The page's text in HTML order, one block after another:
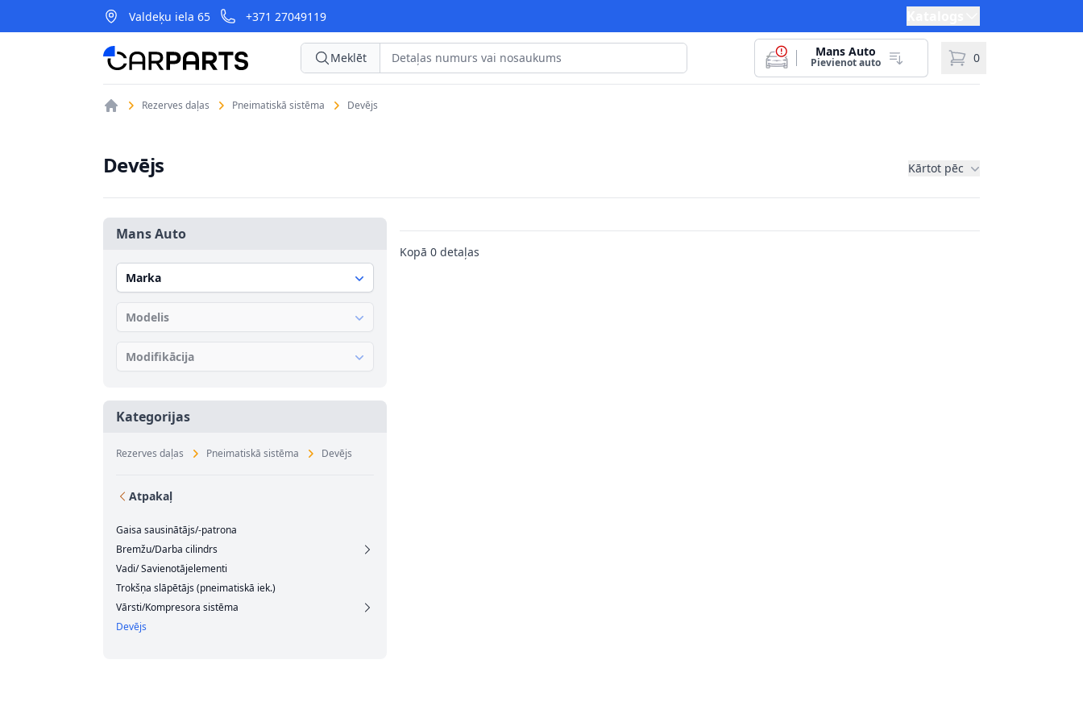
Valdeķu iela 65 +371 27049119
CarParts Meklēt Mans Auto
Pievienot auto 0
Rezerves daļas Pneimatiskā sistēma Devējs
Devējs Kārtot pēc
Mans Auto
Marka
Modelis
Modifikācija
Kategorijas
Rezerves daļas Pneimatiskā sistēma Devējs
Atpakaļ
Gaisa sausinātājs/-patrona
Bremžu/Darba cilindrs
Vadi/ Savienotājelementi
Trokšņa slāpētājs (pneimatiskā iek.)
Vārsti/Kompresora sistēma
Devējs
Kopā 0 detaļas